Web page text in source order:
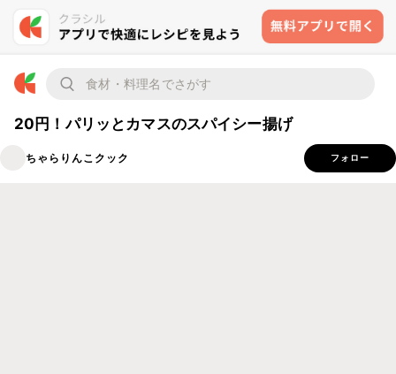
20円！パリッとカマスのスパイシー揚げ
ちゃらりんこクック フォロー